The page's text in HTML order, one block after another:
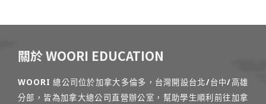
關於 WOORI EDUCATION
WOORI 總公司位於加拿大多倫多，台灣開設台北/台中/高雄
分部，皆為加拿大總公司直營辦公室，幫助學生順利前往加拿